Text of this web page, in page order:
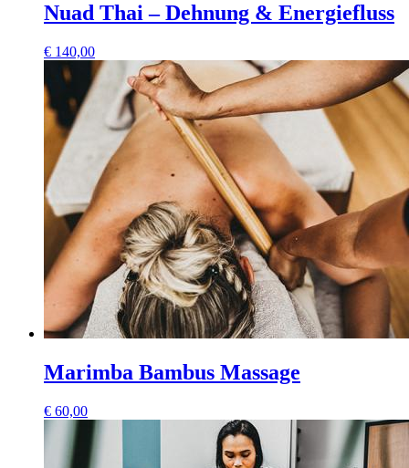
Nuad Thai – Dehnung & Energiefluss
€ 140,00
Marimba Bambus Massage
€ 60,00